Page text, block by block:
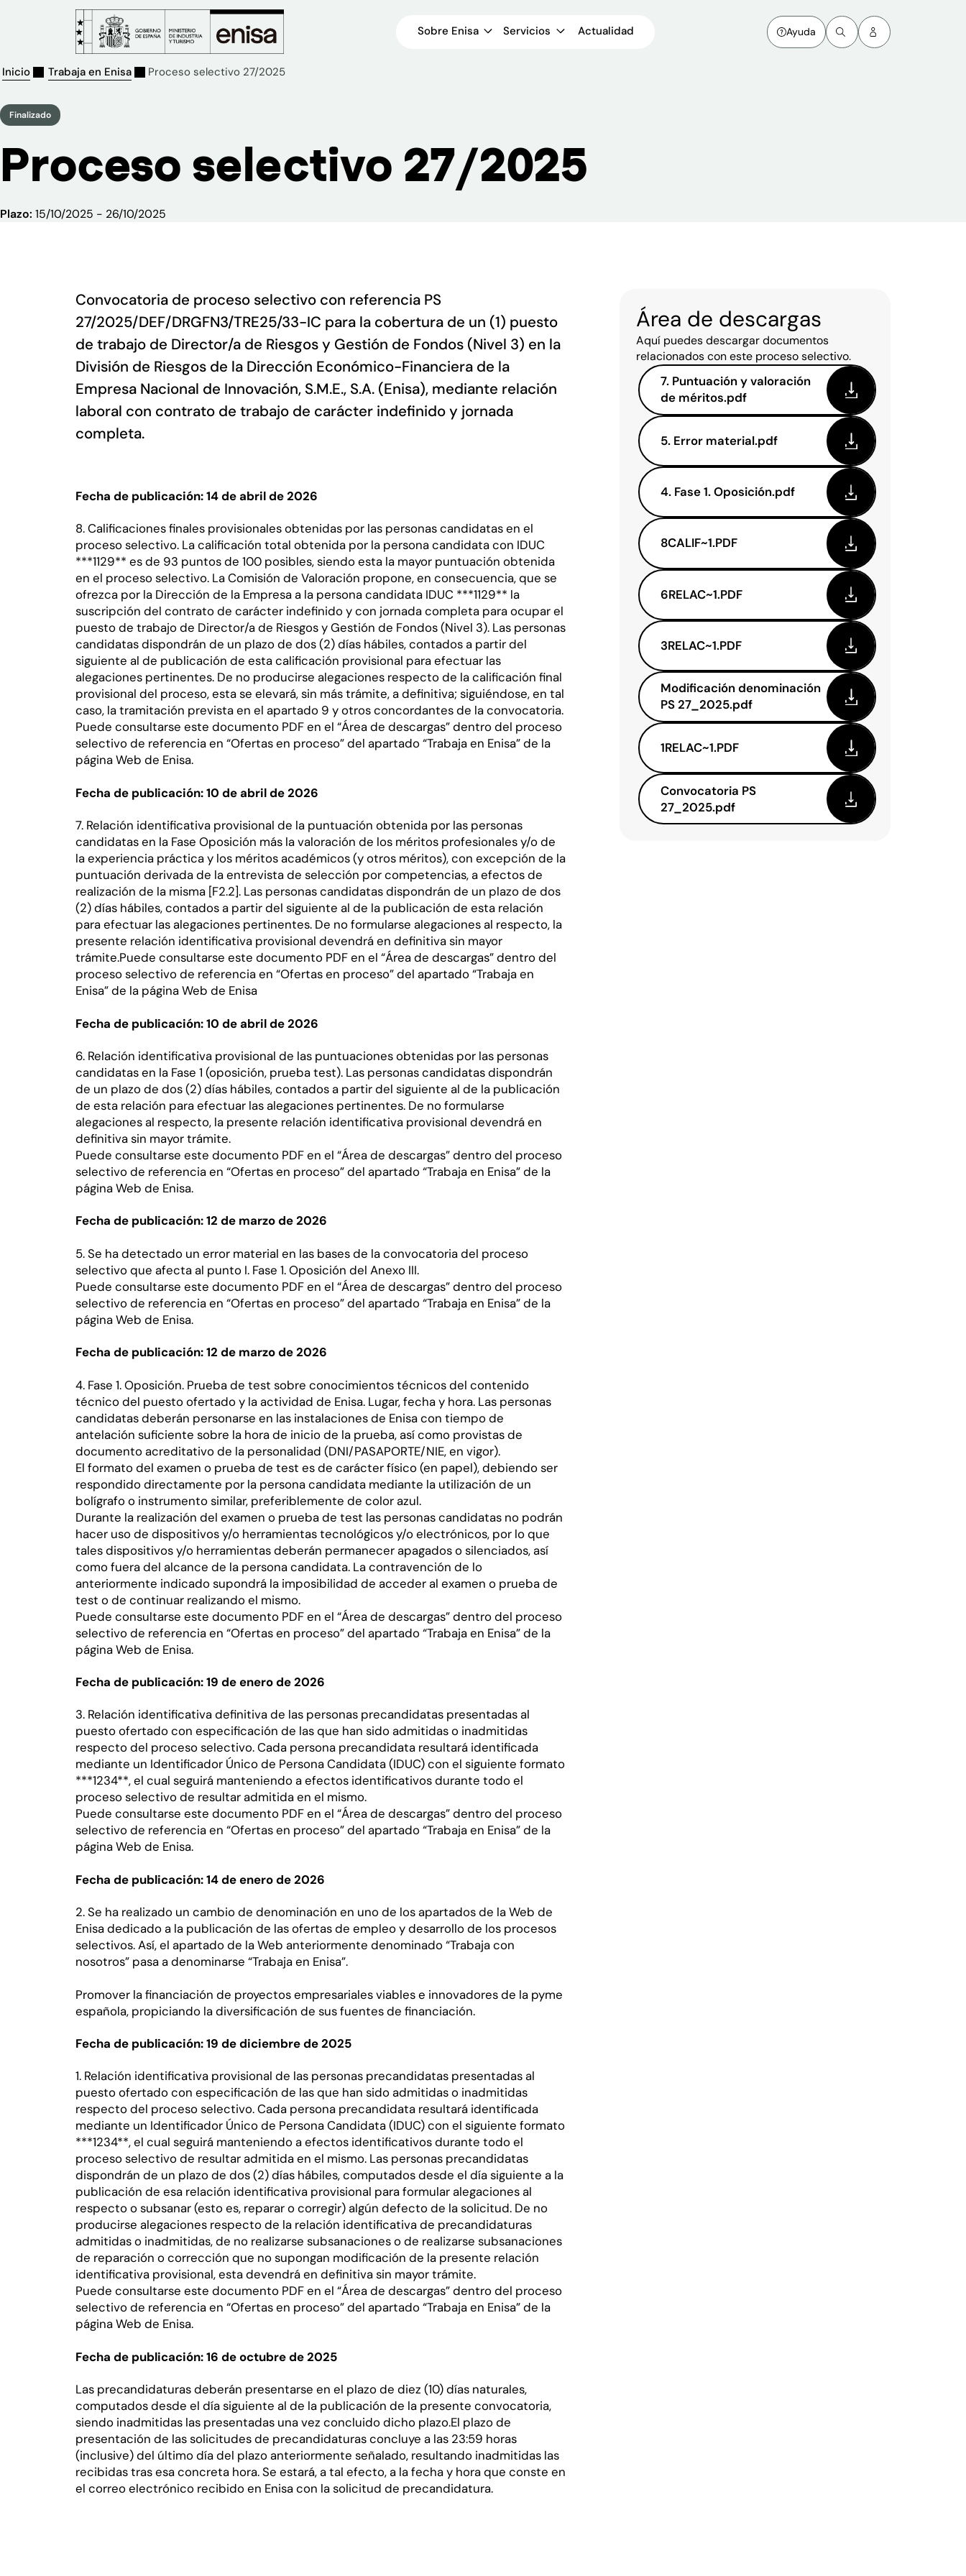
Sobre Enisa Servicios Actualidad Ayuda
Inicio Trabaja en Enisa Proceso selectivo 27/2025
Finalizado
Proceso selectivo 27/2025
Plazo: 15/10/2025 - 26/10/2025
Convocatoria de proceso selectivo con referencia PS
27/2025/DEF/DRGFN3/TRE25/33-IC para la cobertura de un (1) puesto
de trabajo de Director/a de Riesgos y Gestión de Fondos (Nivel 3) en la
División de Riesgos de la Dirección Económico-Financiera de la
Empresa Nacional de Innovación, S.M.E., S.A. (Enisa), mediante relación
laboral con contrato de trabajo de carácter indefinido y jornada
completa.
Fecha de publicación: 14 de abril de 2026
8. Calificaciones finales provisionales obtenidas por las personas candidatas en el
proceso selectivo. La calificación total obtenida por la persona candidata con IDUC
***1129** es de 93 puntos de 100 posibles, siendo esta la mayor puntuación obtenida
en el proceso selectivo. La Comisión de Valoración propone, en consecuencia, que se
ofrezca por la Dirección de la Empresa a la persona candidata IDUC ***1129** la
suscripción del contrato de carácter indefinido y con jornada completa para ocupar el
puesto de trabajo de Director/a de Riesgos y Gestión de Fondos (Nivel 3). Las personas
candidatas dispondrán de un plazo de dos (2) días hábiles, contados a partir del
siguiente al de publicación de esta calificación provisional para efectuar las
alegaciones pertinentes. De no producirse alegaciones respecto de la calificación final
provisional del proceso, esta se elevará, sin más trámite, a definitiva; siguiéndose, en tal
caso, la tramitación prevista en el apartado 9 y otros concordantes de la convocatoria.
Puede consultarse este documento PDF en el “Área de descargas” dentro del proceso
selectivo de referencia en “Ofertas en proceso” del apartado “Trabaja en Enisa” de la
página Web de Enisa.
Fecha de publicación: 10 de abril de 2026
7. Relación identificativa provisional de la puntuación obtenida por las personas
candidatas en la Fase Oposición más la valoración de los méritos profesionales y/o de
la experiencia práctica y los méritos académicos (y otros méritos), con excepción de la
puntuación derivada de la entrevista de selección por competencias, a efectos de
realización de la misma [F2.2]. Las personas candidatas dispondrán de un plazo de dos
(2) días hábiles, contados a partir del siguiente al de la publicación de esta relación
para efectuar las alegaciones pertinentes. De no formularse alegaciones al respecto, la
presente relación identificativa provisional devendrá en definitiva sin mayor
trámite.Puede consultarse este documento PDF en el “Área de descargas” dentro del
proceso selectivo de referencia en “Ofertas en proceso” del apartado “Trabaja en
Enisa” de la página Web de Enisa
Fecha de publicación: 10 de abril de 2026
6. Relación identificativa provisional de las puntuaciones obtenidas por las personas
candidatas en la Fase 1 (oposición, prueba test). Las personas candidatas dispondrán
de un plazo de dos (2) días hábiles, contados a partir del siguiente al de la publicación
de esta relación para efectuar las alegaciones pertinentes. De no formularse
alegaciones al respecto, la presente relación identificativa provisional devendrá en
definitiva sin mayor trámite.
Puede consultarse este documento PDF en el “Área de descargas” dentro del proceso
selectivo de referencia en “Ofertas en proceso” del apartado “Trabaja en Enisa” de la
página Web de Enisa.
Fecha de publicación: 12 de marzo de 2026
5. Se ha detectado un error material en las bases de la convocatoria del proceso
selectivo que afecta al punto I. Fase 1. Oposición del Anexo III.
Puede consultarse este documento PDF en el “Área de descargas” dentro del proceso
selectivo de referencia en “Ofertas en proceso” del apartado “Trabaja en Enisa” de la
página Web de Enisa.
Fecha de publicación: 12 de marzo de 2026
4. Fase 1. Oposición. Prueba de test sobre conocimientos técnicos del contenido
técnico del puesto ofertado y la actividad de Enisa. Lugar, fecha y hora. Las personas
candidatas deberán personarse en las instalaciones de Enisa con tiempo de
antelación suficiente sobre la hora de inicio de la prueba, así como provistas de
documento acreditativo de la personalidad (DNI/PASAPORTE/NIE, en vigor).
El formato del examen o prueba de test es de carácter físico (en papel), debiendo ser
respondido directamente por la persona candidata mediante la utilización de un
bolígrafo o instrumento similar, preferiblemente de color azul.
Durante la realización del examen o prueba de test las personas candidatas no podrán
hacer uso de dispositivos y/o herramientas tecnológicos y/o electrónicos, por lo que
tales dispositivos y/o herramientas deberán permanecer apagados o silenciados, así
como fuera del alcance de la persona candidata. La contravención de lo
anteriormente indicado supondrá la imposibilidad de acceder al examen o prueba de
test o de continuar realizando el mismo.
Puede consultarse este documento PDF en el “Área de descargas” dentro del proceso
selectivo de referencia en “Ofertas en proceso” del apartado “Trabaja en Enisa” de la
página Web de Enisa.
Fecha de publicación: 19 de enero de 2026
3. Relación identificativa definitiva de las personas precandidatas presentadas al
puesto ofertado con especificación de las que han sido admitidas o inadmitidas
respecto del proceso selectivo. Cada persona precandidata resultará identificada
mediante un Identificador Único de Persona Candidata (IDUC) con el siguiente formato
***1234**, el cual seguirá manteniendo a efectos identificativos durante todo el
proceso selectivo de resultar admitida en el mismo.
Puede consultarse este documento PDF en el “Área de descargas” dentro del proceso
selectivo de referencia en “Ofertas en proceso” del apartado “Trabaja en Enisa” de la
página Web de Enisa.
Fecha de publicación: 14 de enero de 2026
2. Se ha realizado un cambio de denominación en uno de los apartados de la Web de
Enisa dedicado a la publicación de las ofertas de empleo y desarrollo de los procesos
selectivos. Así, el apartado de la Web anteriormente denominado “Trabaja con
nosotros” pasa a denominarse “Trabaja en Enisa”.
Promover la financiación de proyectos empresariales viables e innovadores de la pyme
española, propiciando la diversificación de sus fuentes de financiación.
Fecha de publicación: 19 de diciembre de 2025
1. Relación identificativa provisional de las personas precandidatas presentadas al
puesto ofertado con especificación de las que han sido admitidas o inadmitidas
respecto del proceso selectivo. Cada persona precandidata resultará identificada
mediante un Identificador Único de Persona Candidata (IDUC) con el siguiente formato
***1234**, el cual seguirá manteniendo a efectos identificativos durante todo el
proceso selectivo de resultar admitida en el mismo. Las personas precandidatas
dispondrán de un plazo de dos (2) días hábiles, computados desde el día siguiente a la
publicación de esa relación identificativa provisional para formular alegaciones al
respecto o subsanar (esto es, reparar o corregir) algún defecto de la solicitud. De no
producirse alegaciones respecto de la relación identificativa de precandidaturas
admitidas o inadmitidas, de no realizarse subsanaciones o de realizarse subsanaciones
de reparación o corrección que no supongan modificación de la presente relación
identificativa provisional, esta devendrá en definitiva sin mayor trámite.
Puede consultarse este documento PDF en el “Área de descargas” dentro del proceso
selectivo de referencia en “Ofertas en proceso” del apartado “Trabaja en Enisa” de la
página Web de Enisa.
Fecha de publicación: 16 de octubre de 2025
Las precandidaturas deberán presentarse en el plazo de diez (10) días naturales,
computados desde el día siguiente al de la publicación de la presente convocatoria,
siendo inadmitidas las presentadas una vez concluido dicho plazo.El plazo de
presentación de las solicitudes de precandidaturas concluye a las 23:59 horas
(inclusive) del último día del plazo anteriormente señalado, resultando inadmitidas las
recibidas tras esa concreta hora. Se estará, a tal efecto, a la fecha y hora que conste en
el correo electrónico recibido en Enisa con la solicitud de precandidatura.
Área de descargas
Aquí puedes descargar documentos
relacionados con este proceso selectivo.
7. Puntuación y valoración
de méritos.pdf
5. Error material.pdf
4. Fase 1. Oposición.pdf
8CALIF~1.PDF
6RELAC~1.PDF
3RELAC~1.PDF
Modificación denominación
PS 27_2025.pdf
1RELAC~1.PDF
Convocatoria PS
27_2025.pdf